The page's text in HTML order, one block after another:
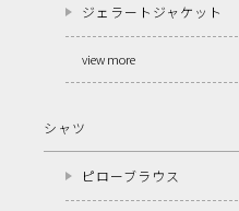
ジェラートジャケット
view more
シャツ
ピローブラウス